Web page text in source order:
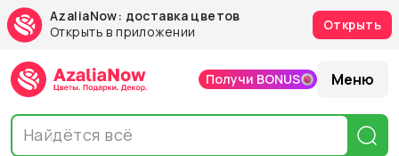
AzaliaNow: доставка цветов
Открыть в приложении
Открыть
Получи BONUS Меню